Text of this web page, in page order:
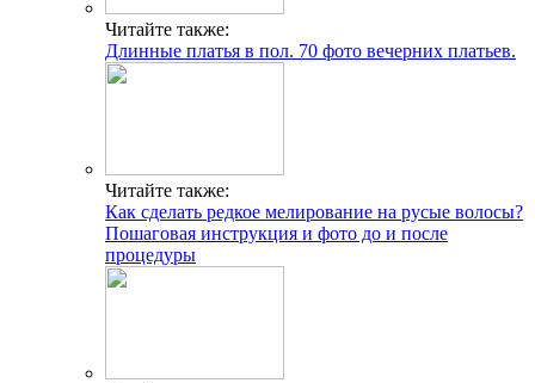
Читайте также:
Длинные платья в пол. 70 фото вечерних платьев.
Читайте также:
Как сделать редкое мелирование на русые волосы?
Пошаговая инструкция и фото до и после
процедуры